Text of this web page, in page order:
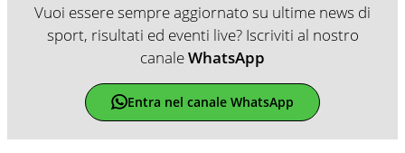
Vuoi essere sempre aggiornato su ultime news di
sport, risultati ed eventi live? Iscriviti al nostro
canaleWhatsApp
Entra nel canale WhatsApp